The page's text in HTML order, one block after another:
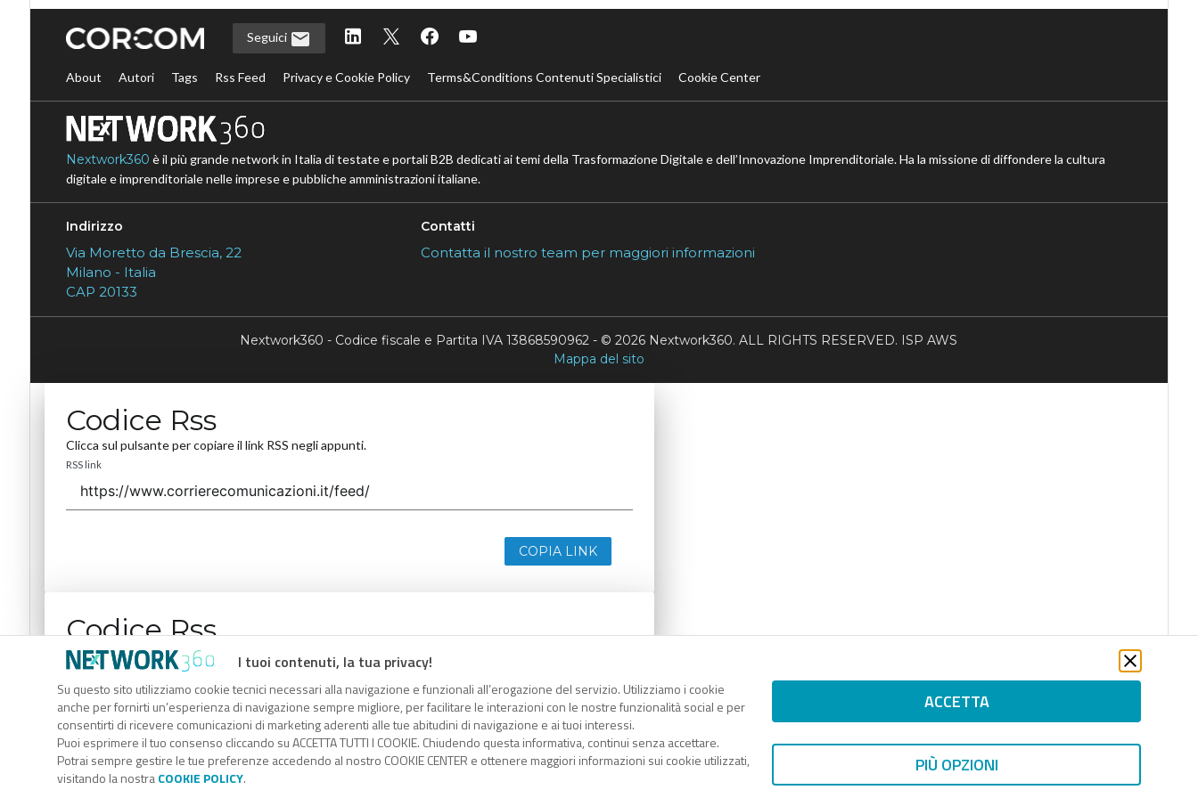
I tuoi contenuti, la tua privacy!
Su questo sito utilizziamo cookie tecnici necessari alla navigazione e funzionali all’erogazione del servizio. Utilizziamo i cookie
anche per fornirti un’esperienza di navigazione sempre migliore, per facilitare le interazioni con le nostre funzionalità social e per
consentirti di ricevere comunicazioni di marketing aderenti alle tue abitudini di navigazione e ai tuoi interessi.
Puoi esprimere il tuo consenso cliccando su ACCETTA TUTTI I COOKIE. Chiudendo questa informativa, continui senza accettare.
Potrai sempre gestire le tue preferenze accedendo al nostro COOKIE CENTER e ottenere maggiori informazioni sui cookie utilizzati,
visitando la nostraCOOKIE POLICY.
ACCETTA
PIÙ OPZIONI
Seguici
About Autori Tags Rss Feed Privacy e Cookie Policy Terms&Conditions Contenuti Specialistici Cookie Center
Nextwork360 è il più grande network in Italia di testate e portali B2B dedicati ai temi della Trasformazione Digitale e dell’Innovazione Imprenditoriale. Ha la missione di diffondere la cultura
digitale e imprenditoriale nelle imprese e pubbliche amministrazioni italiane.
Indirizzo
Via Moretto da Brescia, 22
Milano - Italia
CAP 20133
Contatti
Contatta il nostro team per maggiori informazioni
Nextwork360 - Codice fiscale e Partita IVA 13868590962 - © 2026 Nextwork360. ALL RIGHTS RESERVED. ISP AWS
Mappa del sito
Codice Rss
Clicca sul pulsante per copiare il link RSS negli appunti.
RSS link
COPIA LINK
Codice Rss
Clicca sul pulsante per copiare il link RSS negli appunti.
RSS link
COPIA LINK